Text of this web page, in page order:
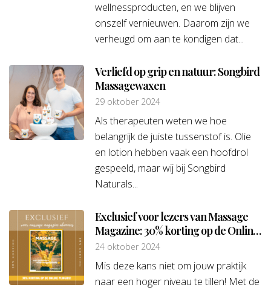
wellnessproducten, en we blijven
onszelf vernieuwen. Daarom zijn we
verheugd om aan te kondigen dat...
Verliefd op grip en natuur: Songbird
Massagewaxen
29 oktober 2024
Als therapeuten weten we hoe
belangrijk de juiste tussenstof is. Olie
en lotion hebben vaak een hoofdrol
gespeeld, maar wij bij Songbird
Naturals...
Exclusief voor lezers van Massage
Magazine: 30% korting op de Online
Pijngids!
24 oktober 2024
Mis deze kans niet om jouw praktijk
naar een hoger niveau te tillen! Met de